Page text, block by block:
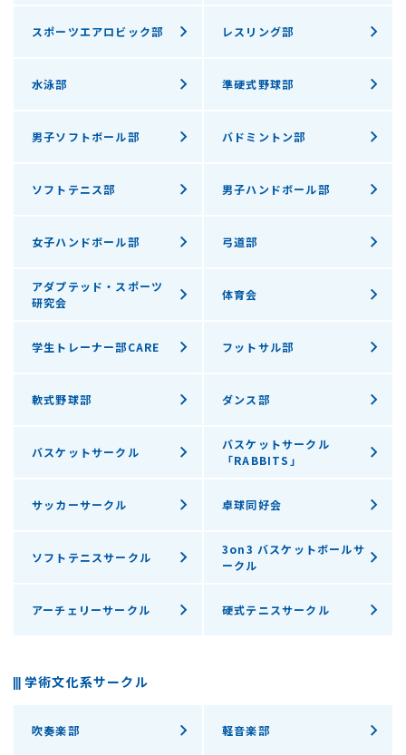
スポーツエアロビック部 レスリング部
水泳部 準硬式野球部
男子ソフトボール部 バドミントン部
ソフトテニス部 男子ハンドボール部
女子ハンドボール部 弓道部
アダプテッド・スポーツ
研究会
体育会
学生トレーナー部CARE フットサル部
軟式野球部 ダンス部
バスケットサークル
バスケットサークル
「RABBITS」
サッカーサークル 卓球同好会
ソフトテニスサークル
3on3 バスケットボールサ
ークル
アーチェリーサークル 硬式テニスサークル
学術文化系サークル
吹奏楽部 軽音楽部